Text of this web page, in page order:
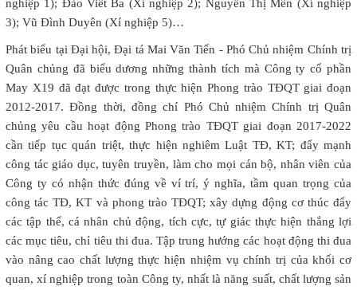
nghiệp 1); Đào Viết Ba (Xí nghiệp 2); Nguyễn Thị Mến (Xí nghiệp
3); Vũ Đình Duyên (Xí nghiệp 5)…
Phát biểu tại Đại hội, Đại tá Mai Văn Tiến - Phó Chủ nhiệm Chính trị
Quân chủng đã biểu dương những thành tích mà Công ty cổ phần
May X19 đã đạt được trong thực hiện Phong trào TĐQT giai đoạn
2012-2017. Đồng thời, đồng chí Phó Chủ nhiệm Chính trị Quân
chủng yêu cầu hoạt động Phong trào TĐQT giai đoạn 2017-2022
cần tiếp tục quán triệt, thực hiện nghiêm Luật TĐ, KT; đẩy mạnh
công tác giáo dục, tuyên truyền, làm cho mọi cán bộ, nhân viên của
Công ty có nhận thức đúng về ví trí, ý nghĩa, tầm quan trọng của
công tác TĐ, KT và phong trào TĐQT; xây dựng động cơ thúc đẩy
các tập thể, cá nhân chủ động, tích cực, tự giác thực hiện thắng lợi
các mục tiêu, chỉ tiêu thi đua. Tập trung hướng các hoạt động thi đua
vào nâng cao chất lượng thực hiện nhiệm vụ chính trị của khối cơ
quan, xí nghiệp trong toàn Công ty, nhất là năng suất, chất lượng sản